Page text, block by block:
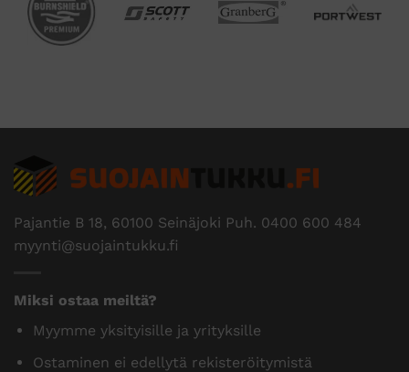
Pajantie B 18, 60100 Seinäjoki Puh. 0400 600 484
myynti@suojaintukku.fi
Miksi ostaa meiltä?
Myymme yksityisille ja yrityksille
Ostaminen ei edellytä rekisteröitymistä